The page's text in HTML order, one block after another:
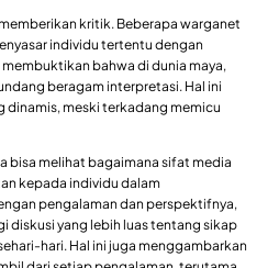
kritik. Beberapa warganet
individu tertentu dengan
bahwa di dunia maya,
beragam interpretasi. Hal ini
dinamis, meski terkadang memicu
bisa melihat bagaimana sifat media
kepada individu dalam
pengalaman dan perspektifnya,
diskusi yang lebih luas tentang sikap
hari. Hal ini juga menggambarkan